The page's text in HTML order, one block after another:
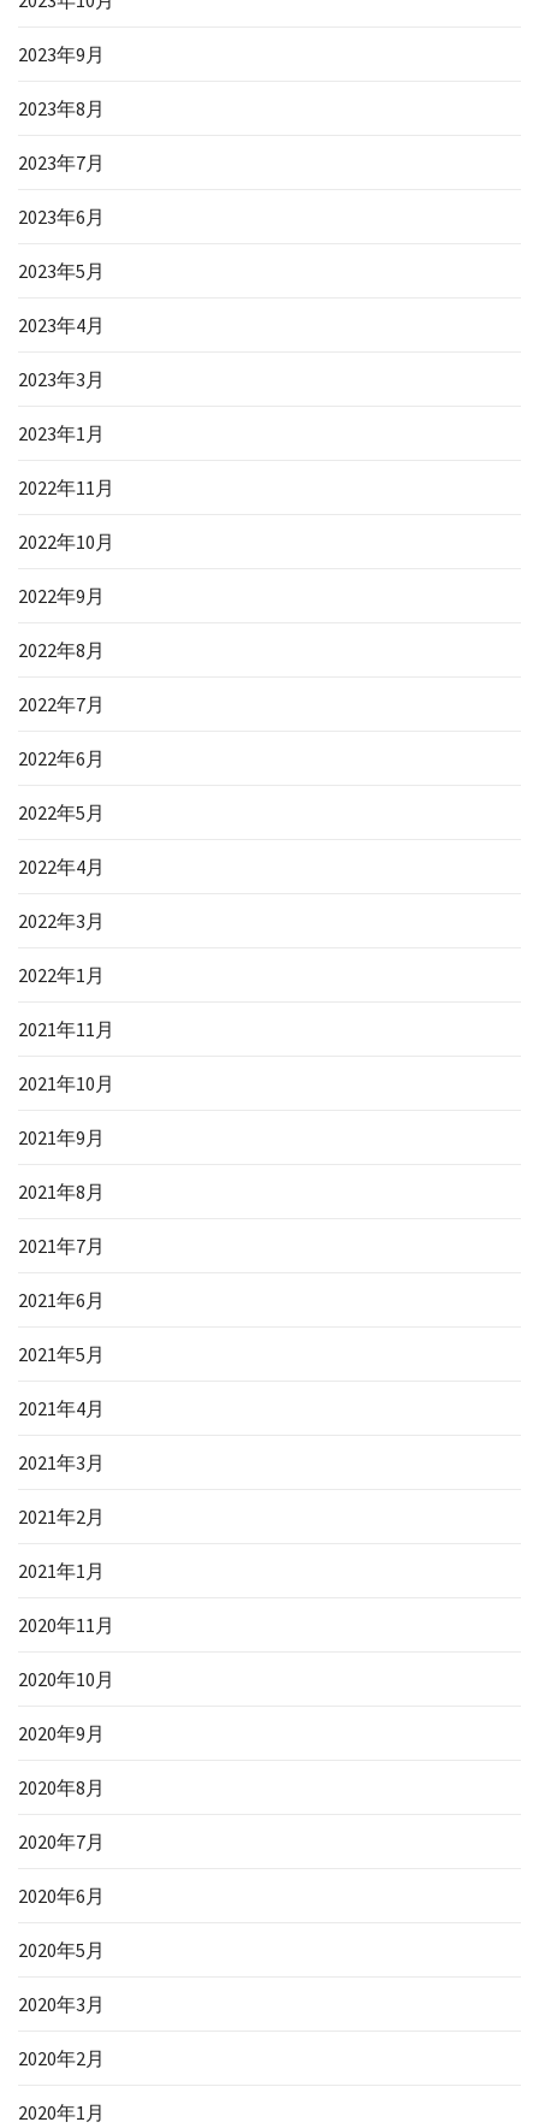
2023年9月
2023年8月
2023年7月
2023年6月
2023年5月
2023年4月
2023年3月
2023年1月
2022年11月
2022年10月
2022年9月
2022年8月
2022年7月
2022年6月
2022年5月
2022年4月
2022年3月
2022年1月
2021年11月
2021年10月
2021年9月
2021年8月
2021年7月
2021年6月
2021年5月
2021年4月
2021年3月
2021年2月
2021年1月
2020年11月
2020年10月
2020年9月
2020年8月
2020年7月
2020年6月
2020年5月
2020年3月
2020年2月
2020年1月